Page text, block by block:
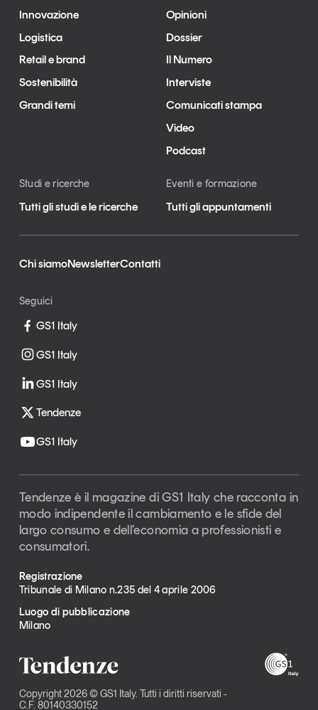
Innovazione
Logistica
Retail e brand
Sostenibilità
Grandi temi
Opinioni
Dossier
Il Numero
Interviste
Comunicati stampa
Video
Podcast
Studi e ricerche
Tutti gli studi e le ricerche
Eventi e formazione
Tutti gli appuntamenti
Chi siamoNewsletterContatti
Seguici
GS1 Italy
GS1 Italy
GS1 Italy
Tendenze
GS1 Italy
Tendenze è il magazine di GS1 Italy che racconta in
modo indipendente il cambiamento e le sfide del
largo consumo e dell’economia a professionisti e
consumatori.
Registrazione
Tribunale di Milano n.235 del 4 aprile 2006
Luogo di pubblicazione
Milano
Copyright 2026 © GS1 Italy. Tutti i diritti riservati -
C.F. 80140330152